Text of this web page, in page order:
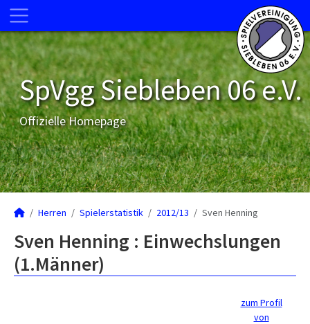
SpVgg Siebleben 06 e.V.
Offizielle Homepage
Herren Spielerstatistik 2012/13 Sven Henning
Sven Henning : Einwechslungen
(1.Männer)
zum Profil
von